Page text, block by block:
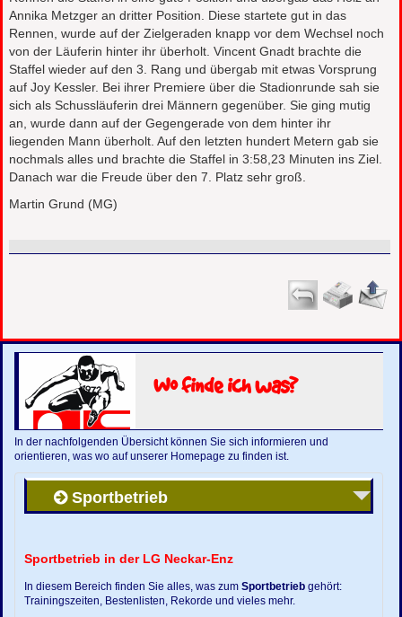
Annika Metzger an dritter Position. Diese startete gut in das
Rennen, wurde auf der Zielgeraden knapp vor dem Wechsel noch
von der Läuferin hinter ihr überholt. Vincent Gnadt brachte die
Staffel wieder auf den 3. Rang und übergab mit etwas Vorsprung
auf Joy Kessler. Bei ihrer Premiere über die Stadionrunde sah sie
sich als Schussläuferin drei Männern gegenüber. Sie ging mutig
an, wurde dann auf der Gegengerade von dem hinter ihr
liegenden Mann überholt. Auf den letzten hundert Metern gab sie
nochmals alles und brachte die Staffel in 3:58,23 Minuten ins Ziel.
Danach war die Freude über den 7. Platz sehr groß.
Martin Grund (MG)
Wo finde ich was?
In der nachfolgenden Übersicht können Sie sich informieren und
orientieren, was wo auf unserer Homepage zu finden ist.
Sportbetrieb
Sportbetrieb in der LG Neckar-Enz
In diesem Bereich finden Sie alles, was zumSportbetrieb gehört:
Trainingszeiten, Bestenlisten, Rekorde und vieles mehr.